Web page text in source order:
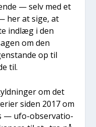
— selv med et
her at sige, at
ind­læg i den
om den
op til
til.
om det
siden 2017 om
— ufo-obser­va­tio­